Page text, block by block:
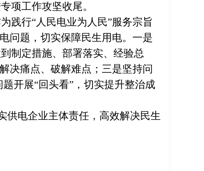
项工作攻坚收尾。
践行“人民电业为人民”服务宗旨
问题，切实保障民生用电。一是
制定措施、部署落实、经验总
决痛点、破解难点；三是坚持问
开展“回头看”，切实提升整治成
供电企业主体责任，高效解决民生